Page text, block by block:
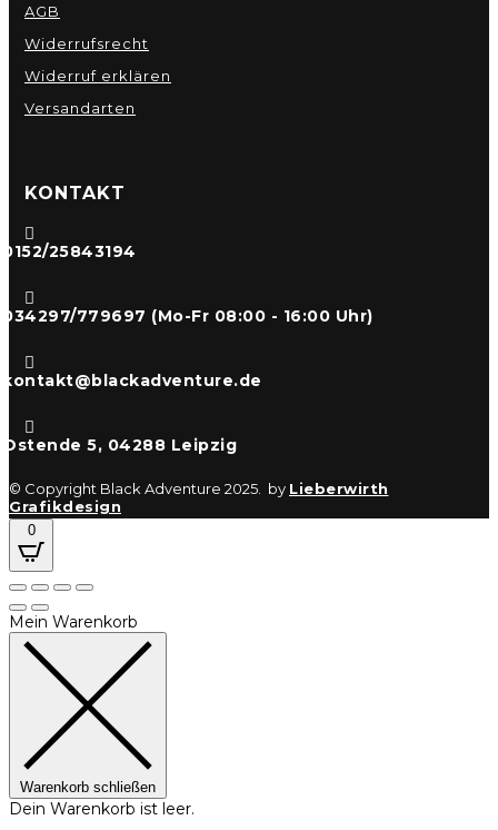
AGB
Widerrufsrecht
Widerruf erklären
Versandarten
KONTAKT

0152/25843194

034297/779697 (Mo-Fr 08:00 - 16:00 Uhr)

kontakt@blackadventure.de

Ostende 5, 04288 Leipzig
© Copyright Black Adventure 2025. by Lieberwirth
Grafikdesign
0
Mein Warenkorb
Warenkorb schließen
Dein Warenkorb ist leer.